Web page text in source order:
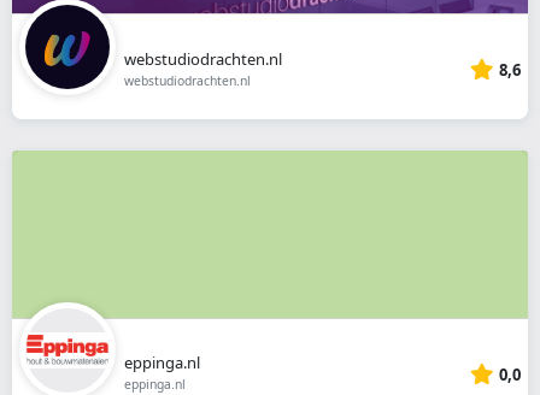
webstudiodrachten.nl
webstudiodrachten.nl 8,6
eppinga.nl
eppinga.nl 0,0